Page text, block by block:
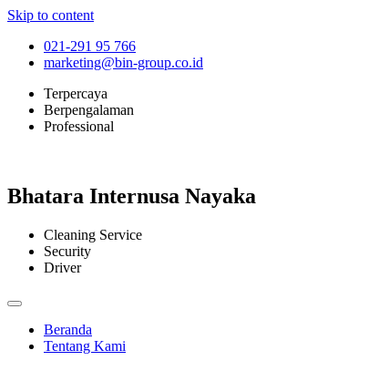
Skip to content
021-291 95 766
marketing@bin-group.co.id
Terpercaya
Berpengalaman
Professional
Bhatara Internusa Nayaka
Cleaning Service
Security
Driver
Beranda
Tentang Kami